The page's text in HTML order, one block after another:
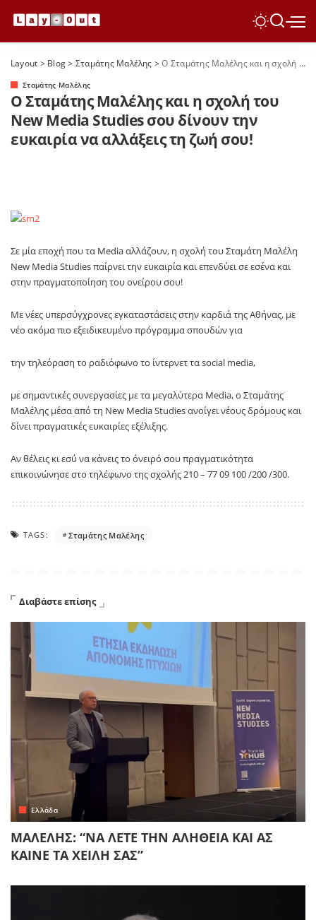
Layout > Blog> Σταμάτης Μαλέλης >Ο Σταμάτης Μαλέλης και η σχολή του New Media Studies σου δίνουν την ευκαιρία να αλλάξεις τη ζωή σου!
Σταμάτης Μαλέλης
Ο Σταμάτης Μαλέλης και η σχολή του
New Media Studies σου δίνουν την
ευκαιρία να αλλάξεις τη ζωή σου!
Σε μία εποχή που τα Media αλλάζουν, η σχολή του Σταμάτη Μαλέλη
New Media Studies παίρνει την ευκαιρία και επενδύει σε εσένα και
στην πραγματοποίηση του ονείρου σου!
Με νέες υπερσύγχρονες εγκαταστάσεις στην καρδιά της Αθήνας, με
νέο ακόμα πιο εξειδικευμένο πρόγραμμα σπουδών για
την τηλεόραση το ραδιόφωνο το ίντερνετ τα social media,
με σημαντικές συνεργασίες με τα μεγαλύτερα Media, ο Σταμάτης
Μαλέλης μέσα από τη New Media Studies ανοίγει νέους δρόμους και
δίνει πραγματικές ευκαιρίες εξέλιξης.
Αν θέλεις κι εσύ να κάνεις το όνειρό σου πραγματικότητα
επικοινώνησε στο τηλέφωνο της σχολής 210 – 77 09 100 /200 /300.
TAGS: Σταμάτης Μαλέλης
Διαβάστε επίσης
Ελλάδα
ΜΑΛΕΛΗΣ: “ΝΑ ΛΕΤΕ ΤΗΝ ΑΛΗΘΕΙΑ ΚΑΙ ΑΣ
ΚΑΙΝΕ ΤΑ ΧΕΙΛΗ ΣΑΣ”